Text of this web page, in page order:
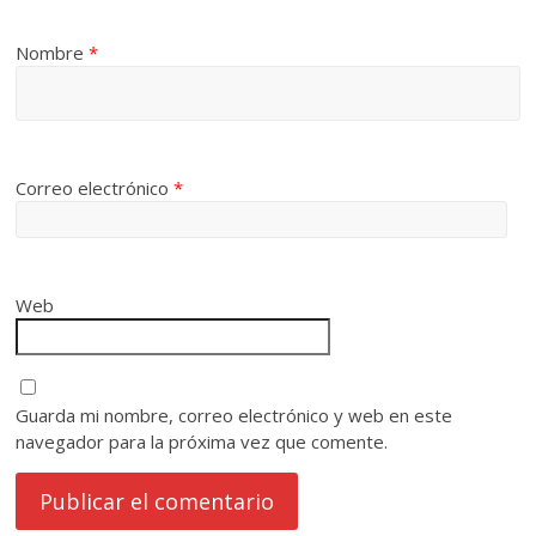
Nombre*
Correo electrónico*
Web
Guarda mi nombre, correo electrónico y web en este
navegador para la próxima vez que comente.